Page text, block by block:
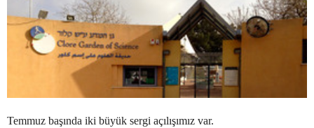
Temmuz başında iki büyük sergi açılışımız var.